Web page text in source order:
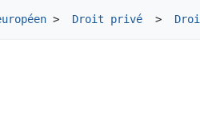
> Droit privé
  >